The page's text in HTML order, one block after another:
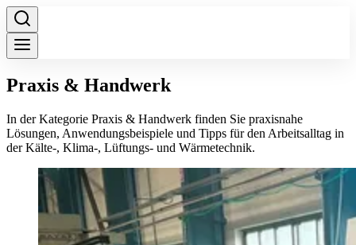
Praxis & Handwerk
In der Kategorie Praxis & Handwerk finden Sie praxisnahe
Lösungen, Anwendungsbeispiele und Tipps für den Arbeitsalltag in
der Kälte-, Klima-, Lüftungs- und Wärmetechnik.